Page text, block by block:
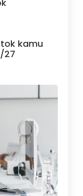
kamu
27